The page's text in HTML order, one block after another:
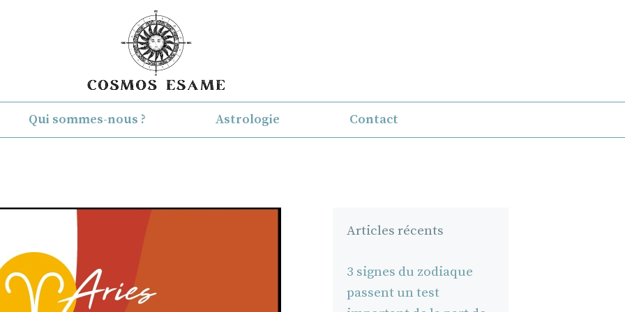
Qui sommes-nous ? Astrologie Contact
Articles récents
3 signes du zodiaque
passent un test